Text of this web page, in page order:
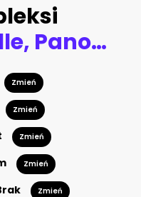
Ländliche Idylle, Panorama mit weiten grünen Wiesen und blauem Himmel
Zmień
Zmień
Zmień
Zmień
Zmień